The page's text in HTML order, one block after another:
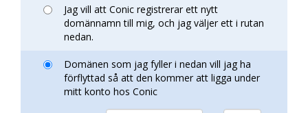
Jag vill att Conic registrerar ett nytt
domännamn till mig, och jag väljer ett i rutan
nedan.
Domänen som jag fyller i nedan vill jag ha
förflyttad så att den kommer att ligga under
mitt konto hos Conic